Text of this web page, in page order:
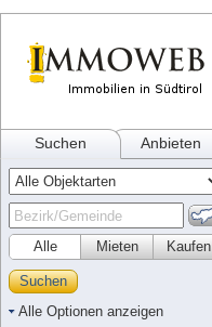
Suchen Anbieten
Alle Kaufen
Mieten
Suchen
Alle Optionen anzeigen